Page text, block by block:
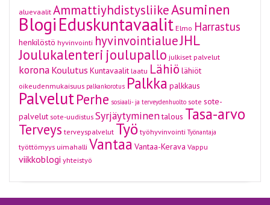
aluevaalitAmmattiyhdistysliikeAsuminen
BlogiEduskuntavaalitElmo Harrastus
henkilöstö hyvinvointi hyvinvointialueJHL
Joulukalenteri joulupallo julkiset palvelut
korona Koulutus Kuntavaalitlaatu Lähiö lähiöt
oikeudenmukaisuus palkankorotus Palkka palkkaus
PalvelutPerhe sosiaali- ja terveydenhuolto sote sote-
palvelut sote-uudistusSyrjäytyminentalous Tasa-arvo
Terveys terveyspalvelut Työtyöhyvinvointi Työnantaja
työttömyysuimahalliVantaa Vantaa-Kerava Vappu
viikkoblogi yhteistyö